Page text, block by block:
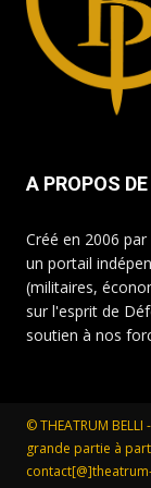
A PROPOS
Créé en 2006
un portail
(militaires,
sur l'esprit de
soutien à nos
© THEATRUM
grande partie à